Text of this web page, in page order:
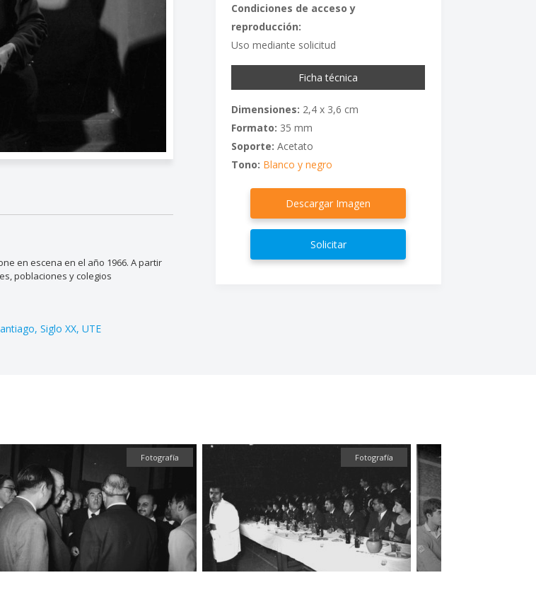
en escena en el año 1966. A partir
poblaciones y colegios
Siglo XX UTE
Condiciones de acceso y
reproducción:
Uso mediante solicitud
Ficha técnica
Dimensiones: 2,4 x 3,6 cm
Formato: 35 mm
Soporte: Acetato
Tono: Blanco y negro
Descargar Imagen
Solicitar
Fotografía Fotografía